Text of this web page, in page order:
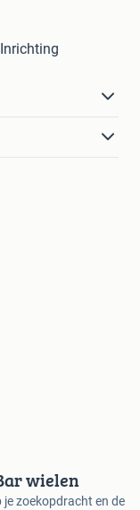
wielen
zoekopdracht en de